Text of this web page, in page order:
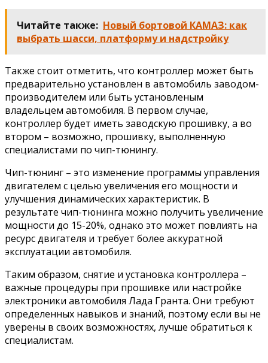
Читайте также: Новый бортовой КАМАЗ: как
выбрать шасси, платформу и надстройку
Также стоит отметить, что контроллер может быть
предварительно установлен в автомобиль заводом-
производителем или быть установленым
владельцем автомобиля. В первом случае,
контроллер будет иметь заводскую прошивку, а во
втором – возможно, прошивку, выполненную
специалистами по чип-тюнингу.
Чип-тюнинг – это изменение программы управления
двигателем с целью увеличения его мощности и
улучшения динамических характеристик. В
результате чип-тюнинга можно получить увеличение
мощности до 15-20%, однако это может повлиять на
ресурс двигателя и требует более аккуратной
эксплуатации автомобиля.
Таким образом, снятие и установка контроллера –
важные процедуры при прошивке или настройке
электроники автомобиля Лада Гранта. Они требуют
определенных навыков и знаний, поэтому если вы не
уверены в своих возможностях, лучше обратиться к
специалистам.